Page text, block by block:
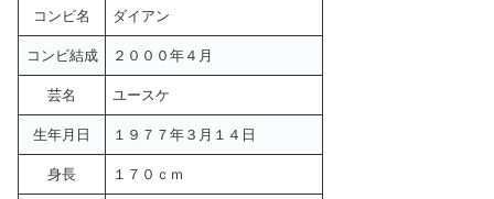
コンビ名 ダイアン
コンビ結成 ２０００年４月
芸名 ユースケ
生年月日 １９７７年３月１４日
身長 １７０ｃｍ